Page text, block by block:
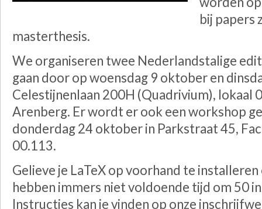
bij papers
masterthesis.
We organiseren twee Nederlandstalige
gaan door op woensdag 9 oktober en
Celestijnenlaan 200H (Quadrivium), lokaal
Arenberg. Er wordt er ook een workshop
donderdag 24 oktober in Parkstraat 45,
00.113.
Gelieve je LaTeX op voorhand te
hebben immers niet voldoende tijd om 50
Instructies kan je vinden op onze